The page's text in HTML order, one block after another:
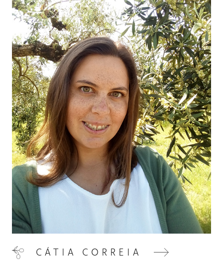
04 O NOSSO AZEITE
05 VISITE-NOS
06 CONTACTO
CÁTIA CORREIA